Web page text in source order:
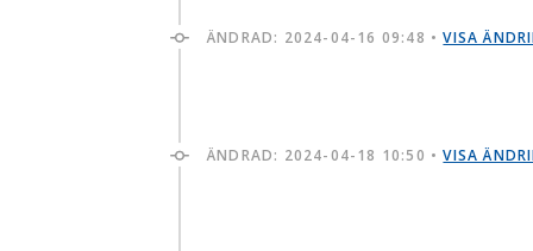
ÄNDRAD: 2024-04-16 09:48 •VISA
ÄNDRAD: 2024-04-18 10:50 •VISA